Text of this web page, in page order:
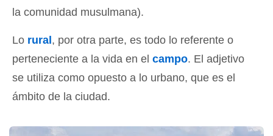
la comunidad musulmana).
Lo rural , por otra parte, es todo lo referente o
perteneciente a la vida en el campo. El adjetivo
se utiliza como opuesto a lo urbano, que es el
ámbito de la ciudad.